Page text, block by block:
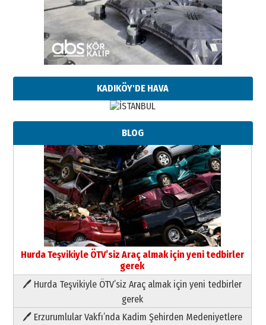
KADIKÖY'DE HAVA
BLOG
Hurda Teşvikiyle ÖTV’siz Araç almak için yeni tedbirler
gerek
🖊 Hurda Teşvikiyle ÖTV’siz Araç almak için yeni tedbirler
gerek
🖊 Erzurumlular Vakfı’nda Kadim Şehirden Medeniyetlere
Paranın Aile Kültüründeki Yeri
03 Ağustos 2026 Pazartesi